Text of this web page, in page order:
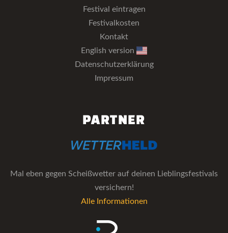
Festival eintragen
Festivalkosten
Kontakt
English version
Datenschutzerklärung
Impressum
PARTNER
Mal eben gegen Scheißwetter auf deinen Lieblingsfestivals
versichern!
Alle Informationen